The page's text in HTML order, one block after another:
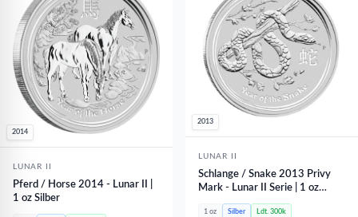
2014
LUNAR II
Pferd / Horse 2014 - Lunar II |
1 oz Silber
2013
LUNAR II
Schlange / Snake 2013 Privy
Mark - Lunar II Serie | 1 oz
Silber
1 oz Silber Ldt. 300k